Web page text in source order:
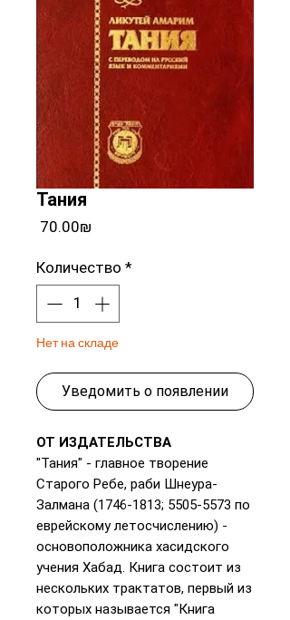
Тания
‏70.00 ‏₪
Количество *
Нет на складе
Уведомить о появлении
ОТ ИЗДАТЕЛЬСТВА
"Тания" - главное творение
Старого Ребе, раби Шнеура-
Залмана (1746-1813; 5505-5573 по
еврейскому летосчислению) -
основополож­ника хасидского
учения Хабад. Книга состоит из
нескольких тракта­тов, первый из
которых называется "Книга